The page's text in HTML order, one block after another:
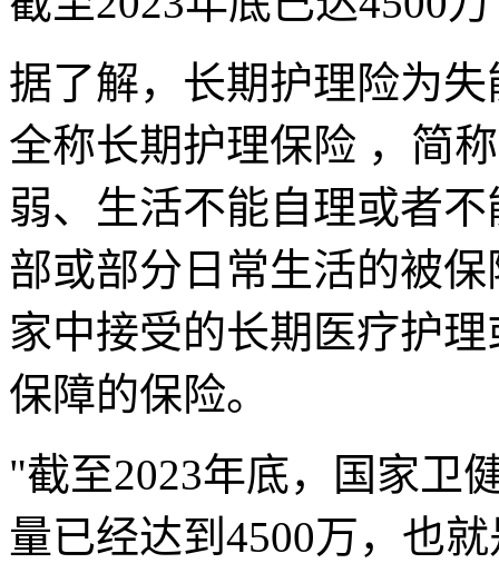
据了解，长期护理险为
全称长期护理保险 ，简
弱、生活不能自理或者
部或部分日常生活的被
家中接受的长期医疗护
保障的保险。
"截至2023年底，国家卫
量已经达到4500万，也